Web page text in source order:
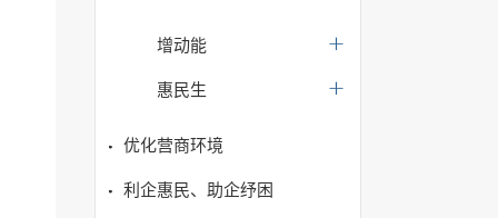
增动能
惠民生
优化营商环境
利企惠民、助企纾困